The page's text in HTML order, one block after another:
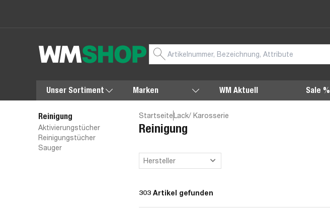
Unser Sortiment Marken WM Aktuell Sale %
Reinigung
Aktivierungstücher
Reinigungstücher
Sauger
StartseiteLack/ Karosserie
Reinigung
Hersteller
303 Artikel gefunden